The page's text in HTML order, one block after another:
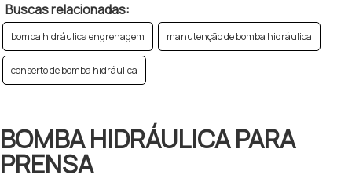
Buscas relacionadas:
bomba hidráulica engrenagem manutenção de bomba hidráulica
conserto de bomba hidráulica
BOMBA HIDRÁULICA PARA
PRENSA